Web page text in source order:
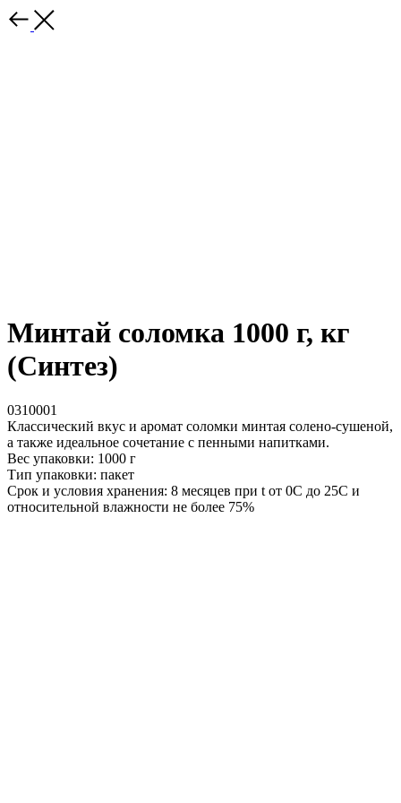
Минтай соломка 1000 г, кг
(Синтез)
0310001
Классический вкус и аромат соломки минтая солено-сушеной,
а также идеальное сочетание с пенными напитками.
Вес упаковки: 1000 г
Тип упаковки: пакет
Срок и условия хранения: 8 месяцев при t от 0С до 25С и
относительной влажности не более 75%